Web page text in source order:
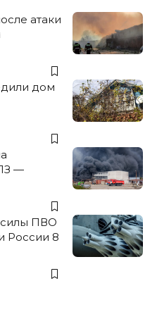
атаки
дом
—
силы ПВО
России 8